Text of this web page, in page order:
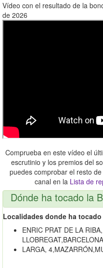
Vídeo con el resultado de la
de 2026
Comprueba en este vídeo el
escrutinio y los premios del
puedes comprobar el resto
canal en la Lista de
Dónde ha tocado la
Localidades donde ha
ENRIC PRAT DE LA
LLOBREGAT,BARCELONA
LARGA,